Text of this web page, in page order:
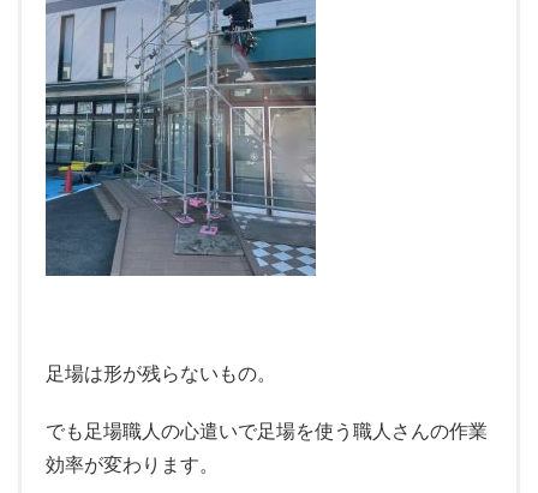
足場は形が残らないもの。
でも足場職人の心遣いで足場を使う職人さんの作業
効率が変わります。